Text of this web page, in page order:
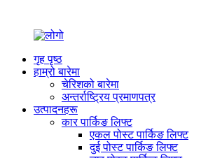
गृह पृष्ठ
हाम्रो बारेमा
चेरिशको बारेमा
अन्तर्राष्ट्रिय प्रमाणपत्र
उत्पादनहरू
कार पार्किङ लिफ्ट
एकल पोस्ट पार्किङ लिफ्ट
दुई पोस्ट पार्किङ लिफ्ट